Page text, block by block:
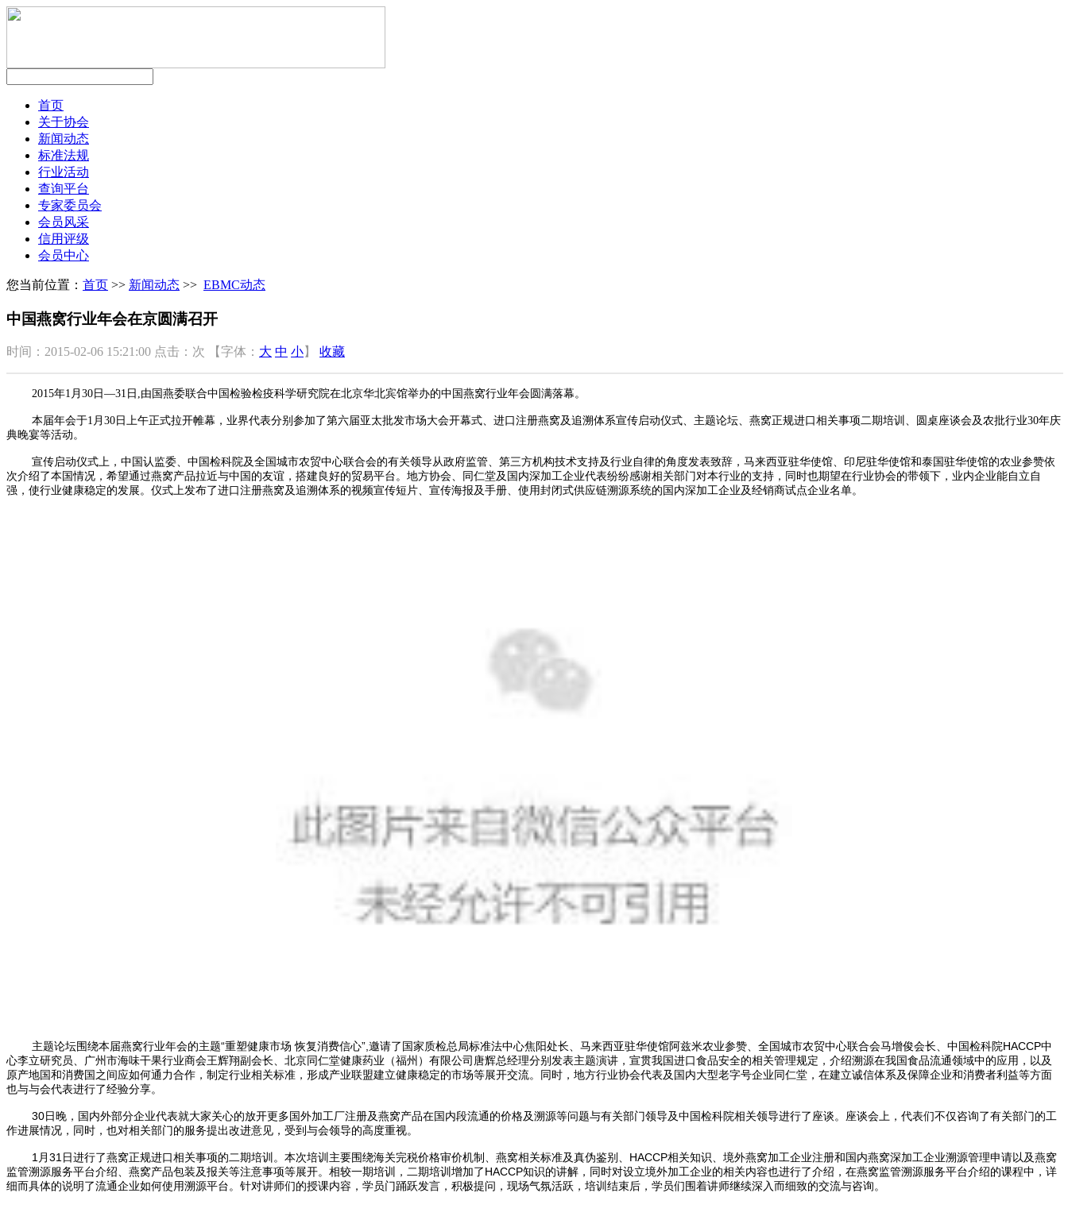
首页
关于协会
新闻动态
标准法规
行业活动
查询平台
专家委员会
会员风采
信用评级
会员中心
您当前位置： 首页 >> 新闻动态 >> EBMC动态
中国燕窝行业年会在京圆满召开
时间：2015-02-06 15:21:00 点击： 次 【字体： 大 中 小】 收藏
2015年1月30日—31日,由国燕委联合中国检验检疫科学研究院在北京华北宾馆举办的中国燕窝行业年会圆满落幕。
本届年会于1月30日上午正式拉开帷幕，业界代表分别参加了第六届亚太批发市场大会开幕式、进口注册燕窝及追溯体系宣传启动仪式、主题论坛、燕窝正规进口相关事项二期培训、圆桌座谈会及农批行业30年庆
典晚宴等活动。
宣传启动仪式上，中国认监委、中国检科院及全国城市农贸中心联合会的有关领导从政府监管、第三方机构技术支持及行业自律的角度发表致辞，马来西亚驻华使馆、印尼驻华使馆和泰国驻华使馆的农业参赞依
次介绍了本国情况，希望通过燕窝产品拉近与中国的友谊，搭建良好的贸易平台。地方协会、同仁堂及国内深加工企业代表纷纷感谢相关部门对本行业的支持，同时也期望在行业协会的带领下，业内企业能自立自
强，使行业健康稳定的发展。仪式上发布了进口注册燕窝及追溯体系的视频宣传短片、宣传海报及手册、使用封闭式供应链溯源系统的国内深加工企业及经销商试点企业名单。
主题论坛围绕本届燕窝行业年会的主题“重塑健康市场 恢复消费信心”,邀请了国家质检总局标准法中心焦阳处长、马来西亚驻华使馆阿兹米农业参赞、全国城市农贸中心联合会马增俊会长、中国检科院HACCP中
心李立研究员、广州市海味干果行业商会王辉翔副会长、北京同仁堂健康药业（福州）有限公司唐辉总经理分别发表主题演讲，宣贯我国进口食品安全的相关管理规定，介绍溯源在我国食品流通领域中的应用，以及
原产地国和消费国之间应如何通力合作，制定行业相关标准，形成产业联盟建立健康稳定的市场等展开交流。同时，地方行业协会代表及国内大型老字号企业同仁堂，在建立诚信体系及保障企业和消费者利益等方面
也与与会代表进行了经验分享。
30日晚，国内外部分企业代表就大家关心的放开更多国外加工厂注册及燕窝产品在国内段流通的价格及溯源等问题与有关部门领导及中国检科院相关领导进行了座谈。座谈会上，代表们不仅咨询了有关部门的工
作进展情况，同时，也对相关部门的服务提出改进意见，受到与会领导的高度重视。
1月31日进行了燕窝正规进口相关事项的二期培训。本次培训主要围绕海关完税价格审价机制、燕窝相关标准及真伪鉴别、HACCP相关知识、境外燕窝加工企业注册和国内燕窝深加工企业溯源管理申请以及燕窝
监管溯源服务平台介绍、燕窝产品包装及报关等注意事项等展开。相较一期培训，二期培训增加了HACCP知识的讲解，同时对设立境外加工企业的相关内容也进行了介绍，在燕窝监管溯源服务平台介绍的课程中，详
细而具体的说明了流通企业如何使用溯源平台。针对讲师们的授课内容，学员门踊跃发言，积极提问，现场气氛活跃，培训结束后，学员们围着讲师继续深入而细致的交流与咨询。